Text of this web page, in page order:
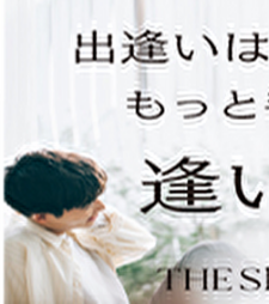
でも、風邪には気を
急いでも、歩いても
早いか遅いかの違い
Twitter
ぺぎそん@恋愛のや
@kourou67107184 · 22h